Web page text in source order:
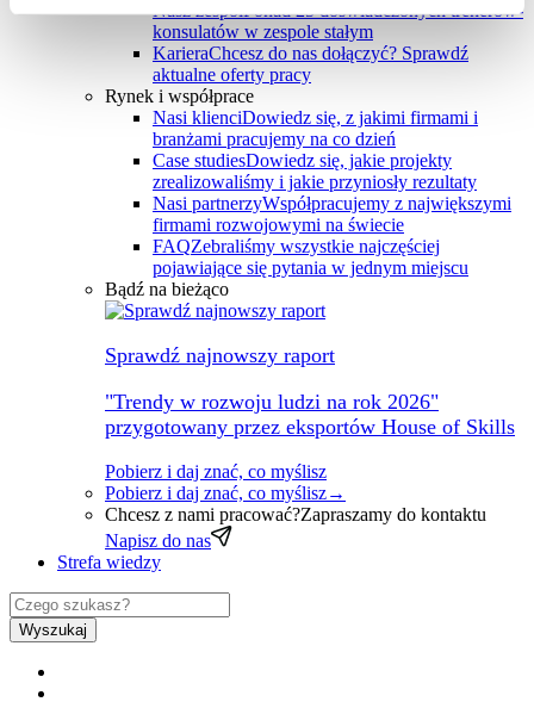
Nasz zespółPonad 25 doświadczonych trenerów-
konsulatów w zespole stałym
KarieraChcesz do nas dołączyć? Sprawdź
aktualne oferty pracy
Rynek i współprace
Nasi klienciDowiedz się, z jakimi firmami i
branżami pracujemy na co dzień
Case studiesDowiedz się, jakie projekty
zrealizowaliśmy i jakie przyniosły rezultaty
Nasi partnerzyWspółpracujemy z największymi
firmami rozwojowymi na świecie
FAQZebraliśmy wszystkie najczęściej
pojawiające się pytania w jednym miejscu
Bądź na bieżąco
Sprawdź najnowszy raport
"Trendy w rozwoju ludzi na rok 2026"
przygotowany przez eksportów House of Skills
Pobierz i daj znać, co myślisz
Pobierz i daj znać, co myślisz→
Chcesz z nami pracować?Zapraszamy do kontaktu
Napisz do nas
Strefa wiedzy
Wyszukaj